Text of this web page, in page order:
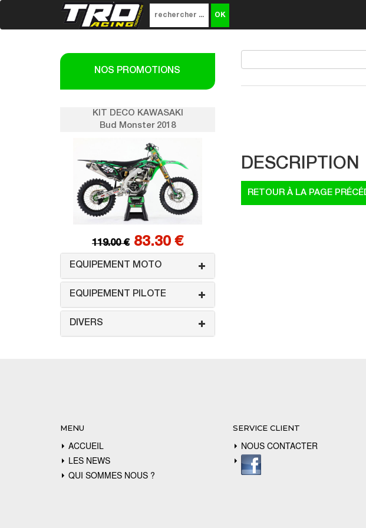
NOS PROMOTIONS
KIT DECO KAWASAKI
Bud Monster 2018
119.00 € 83.30 €
EQUIPEMENT MOTO
EQUIPEMENT PILOTE
DIVERS
DESCRIPTION
MENU
ACCUEIL
LES NEWS
QUI SOMMES NOUS ?
SERVICE CLIENT
NOUS CONTACTER